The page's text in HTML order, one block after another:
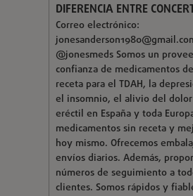
DIFERENCIA ENTRE
Correo electrónico:
@jonesmeds Somos un
confianza de medicamentos
receta para el TDAH, la
el insomnio, el alivio del
eréctil en España y toda
medicamentos sin receta y
hoy mismo. Ofrecemos
envíos diarios. Además,
números de seguimiento a
clientes. Somos rápidos y